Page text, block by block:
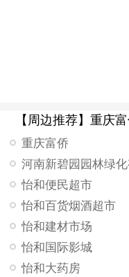
【周边推荐】重庆
重庆富侨
河南新碧园园林绿
怡和便民超市
怡和百货烟酒超市
怡和建材市场
怡和国际影城
怡和大药房